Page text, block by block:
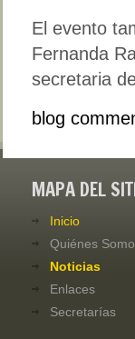
El evento
Fernanda
secretaria
blog
MAPA DEL
Inicio
Quiénes
Noticias
Enlaces
Secretarías